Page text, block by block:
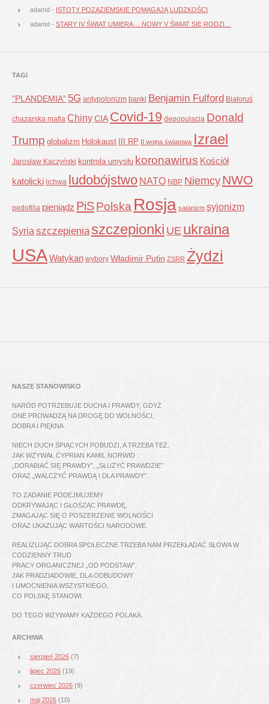
adamd - ISTOTY POZAZIEMSKIE POMAGAJĄ LUDZKOŚCI
adamd - STARY IV ŚWIAT UMIERA… NOWY V ŚWIAT SIĘ RODZI…
TAGI
"PLANDEMIA" 5G antypolonizm banki Benjamin Fulford Białoruś
chazarska mafia ChinyCIA Covid-19 depopulacja Donald
Trump globalizm Holokaust III RP II wojna światowa Izrael
Jarosław Kaczyński kontrola umysłu koronawirus Kościół
katolicki lichwa ludobójstwo NATO NBP NiemcyNWO
pedofilia pieniądz PiSPolska Rosja satanizm syjonizm
Syria szczepienia szczepionki UE ukraina
USAWatykan wybory Władimir Putin ZSRR Żydzi
NASZE STANOWISKO
NARÓD POTRZEBUJE DUCHA I PRAWDY, GDYŻ
ONE PROWADZĄ NA DROGĘ DO WOLNOŚCI,
DOBRA I PIĘKNA.
NIECH DUCH ŚPIĄCYCH POBUDZI, A TRZEBA TEŻ,
JAK WZYWAŁ CYPRIAN KAMIL NORWID :
„DORABIAĆ SIĘ PRAWDY”, „SŁUŻYĆ PRAWDZIE”
ORAZ „WALCZYĆ PRAWDĄ I DLA PRAWDY”.
TO ZADANIE PODEJMUJEMY
ODKRYWAJĄC I GŁOSZĄC PRAWDĘ,
ZMAGAJĄC SIĘ O POSZERZENIE WOLNOŚCI
ORAZ UKAZUJĄC WARTOŚCI NARODOWE.
REALIZUJĄC DOBRA SPOŁECZNE TRZEBA NAM PRZEKŁADAĆ SŁOWA W
CODZIENNY TRUD
PRACY ORGANICZNEJ „OD PODSTAW”,
JAK PRADZIADOWIE, DLA ODBUDOWY
I UMOCNIENIA WSZYSTKIEGO,
CO POLSKĘ STANOWI.
DO TEGO WZYWAMY KAŻDEGO POLAKA.
ARCHIWA
sierpień 2026 (7)
lipiec 2026 (19)
czerwiec 2026 (9)
maj 2026 (10)